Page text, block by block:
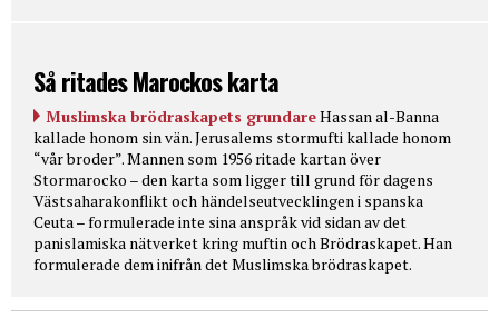
Så ritades Marockos karta
Muslimska brödraskapets grundareHassan al-Banna
kallade honom sin vän. Jerusalems stormufti kallade honom
“vår broder”. Mannen som 1956 ritade kartan över
Stormarocko – den karta som ligger till grund för dagens
Västsaharakonflikt och händelseutvecklingen i spanska
Ceuta – formulerade inte sina anspråk vid sidan av det
panislamiska nätverket kring muftin och Brödraskapet. Han
formulerade dem inifrån det Muslimska brödraskapet.